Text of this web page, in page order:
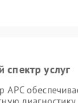
услуг
APC